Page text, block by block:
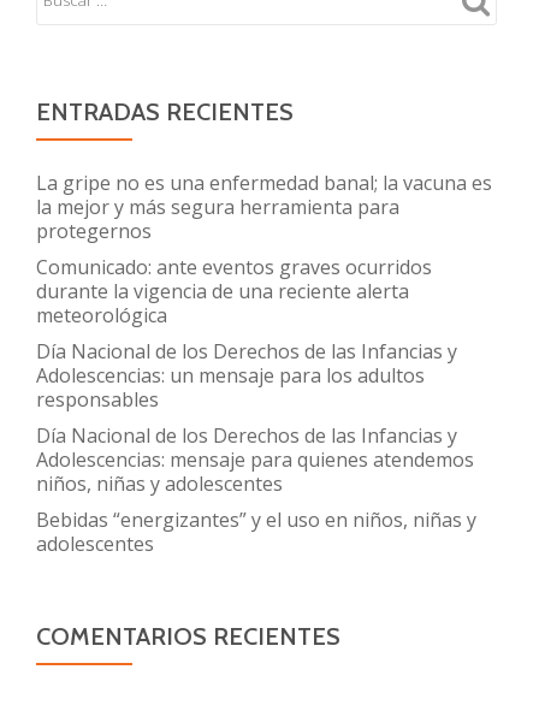
ENTRADAS RECIENTES
La gripe no es una enfermedad banal; la vacuna es
la mejor y más segura herramienta para
protegernos
Comunicado: ante eventos graves ocurridos
durante la vigencia de una reciente alerta
meteorológica
Día Nacional de los Derechos de las Infancias y
Adolescencias: un mensaje para los adultos
responsables
Día Nacional de los Derechos de las Infancias y
Adolescencias: mensaje para quienes atendemos
niños, niñas y adolescentes
Bebidas “energizantes” y el uso en niños, niñas y
adolescentes
COMENTARIOS RECIENTES